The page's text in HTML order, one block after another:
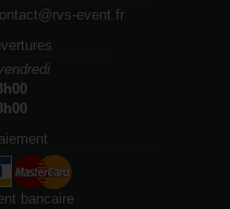
event.fr
bancaire